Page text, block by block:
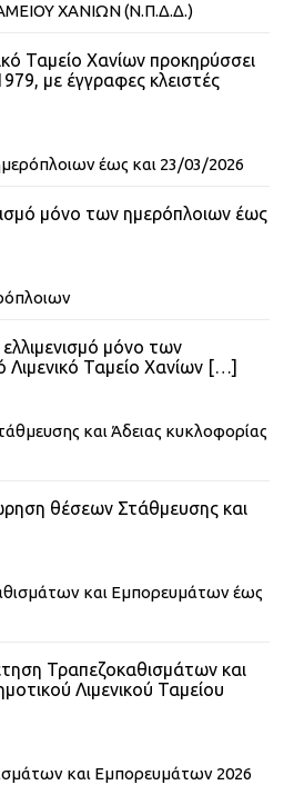
ΧΑΝΙΩΝ (Ν.Π.Δ.Δ.)
Ταμείο Χανίων προκηρύσσει
με έγγραφες κλειστές
έως και 23/03/2026
μόνο των ημερόπλοιων έως
μόνο των
Ταμείο Χανίων […]
και Άδειας κυκλοφορίας
θέσεων Στάθμευσης και
και Εμπορευμάτων έως
Τραπεζοκαθισμάτων και
Λιμενικού Ταμείου
και Εμπορευμάτων 2026